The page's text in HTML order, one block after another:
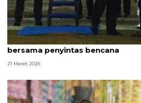
Presiden Prabowo tiba di Aceh
bersama penyintas bencana
21 Maret 2026